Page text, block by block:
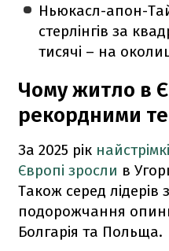
Ньюкасл-апон-
стерлінгів за
тисячі – на
Чому житло в
рекордними
За 2025 рік
Європі зросли в
Також серед лідерів
подорожчання
Болгарія та Польща.